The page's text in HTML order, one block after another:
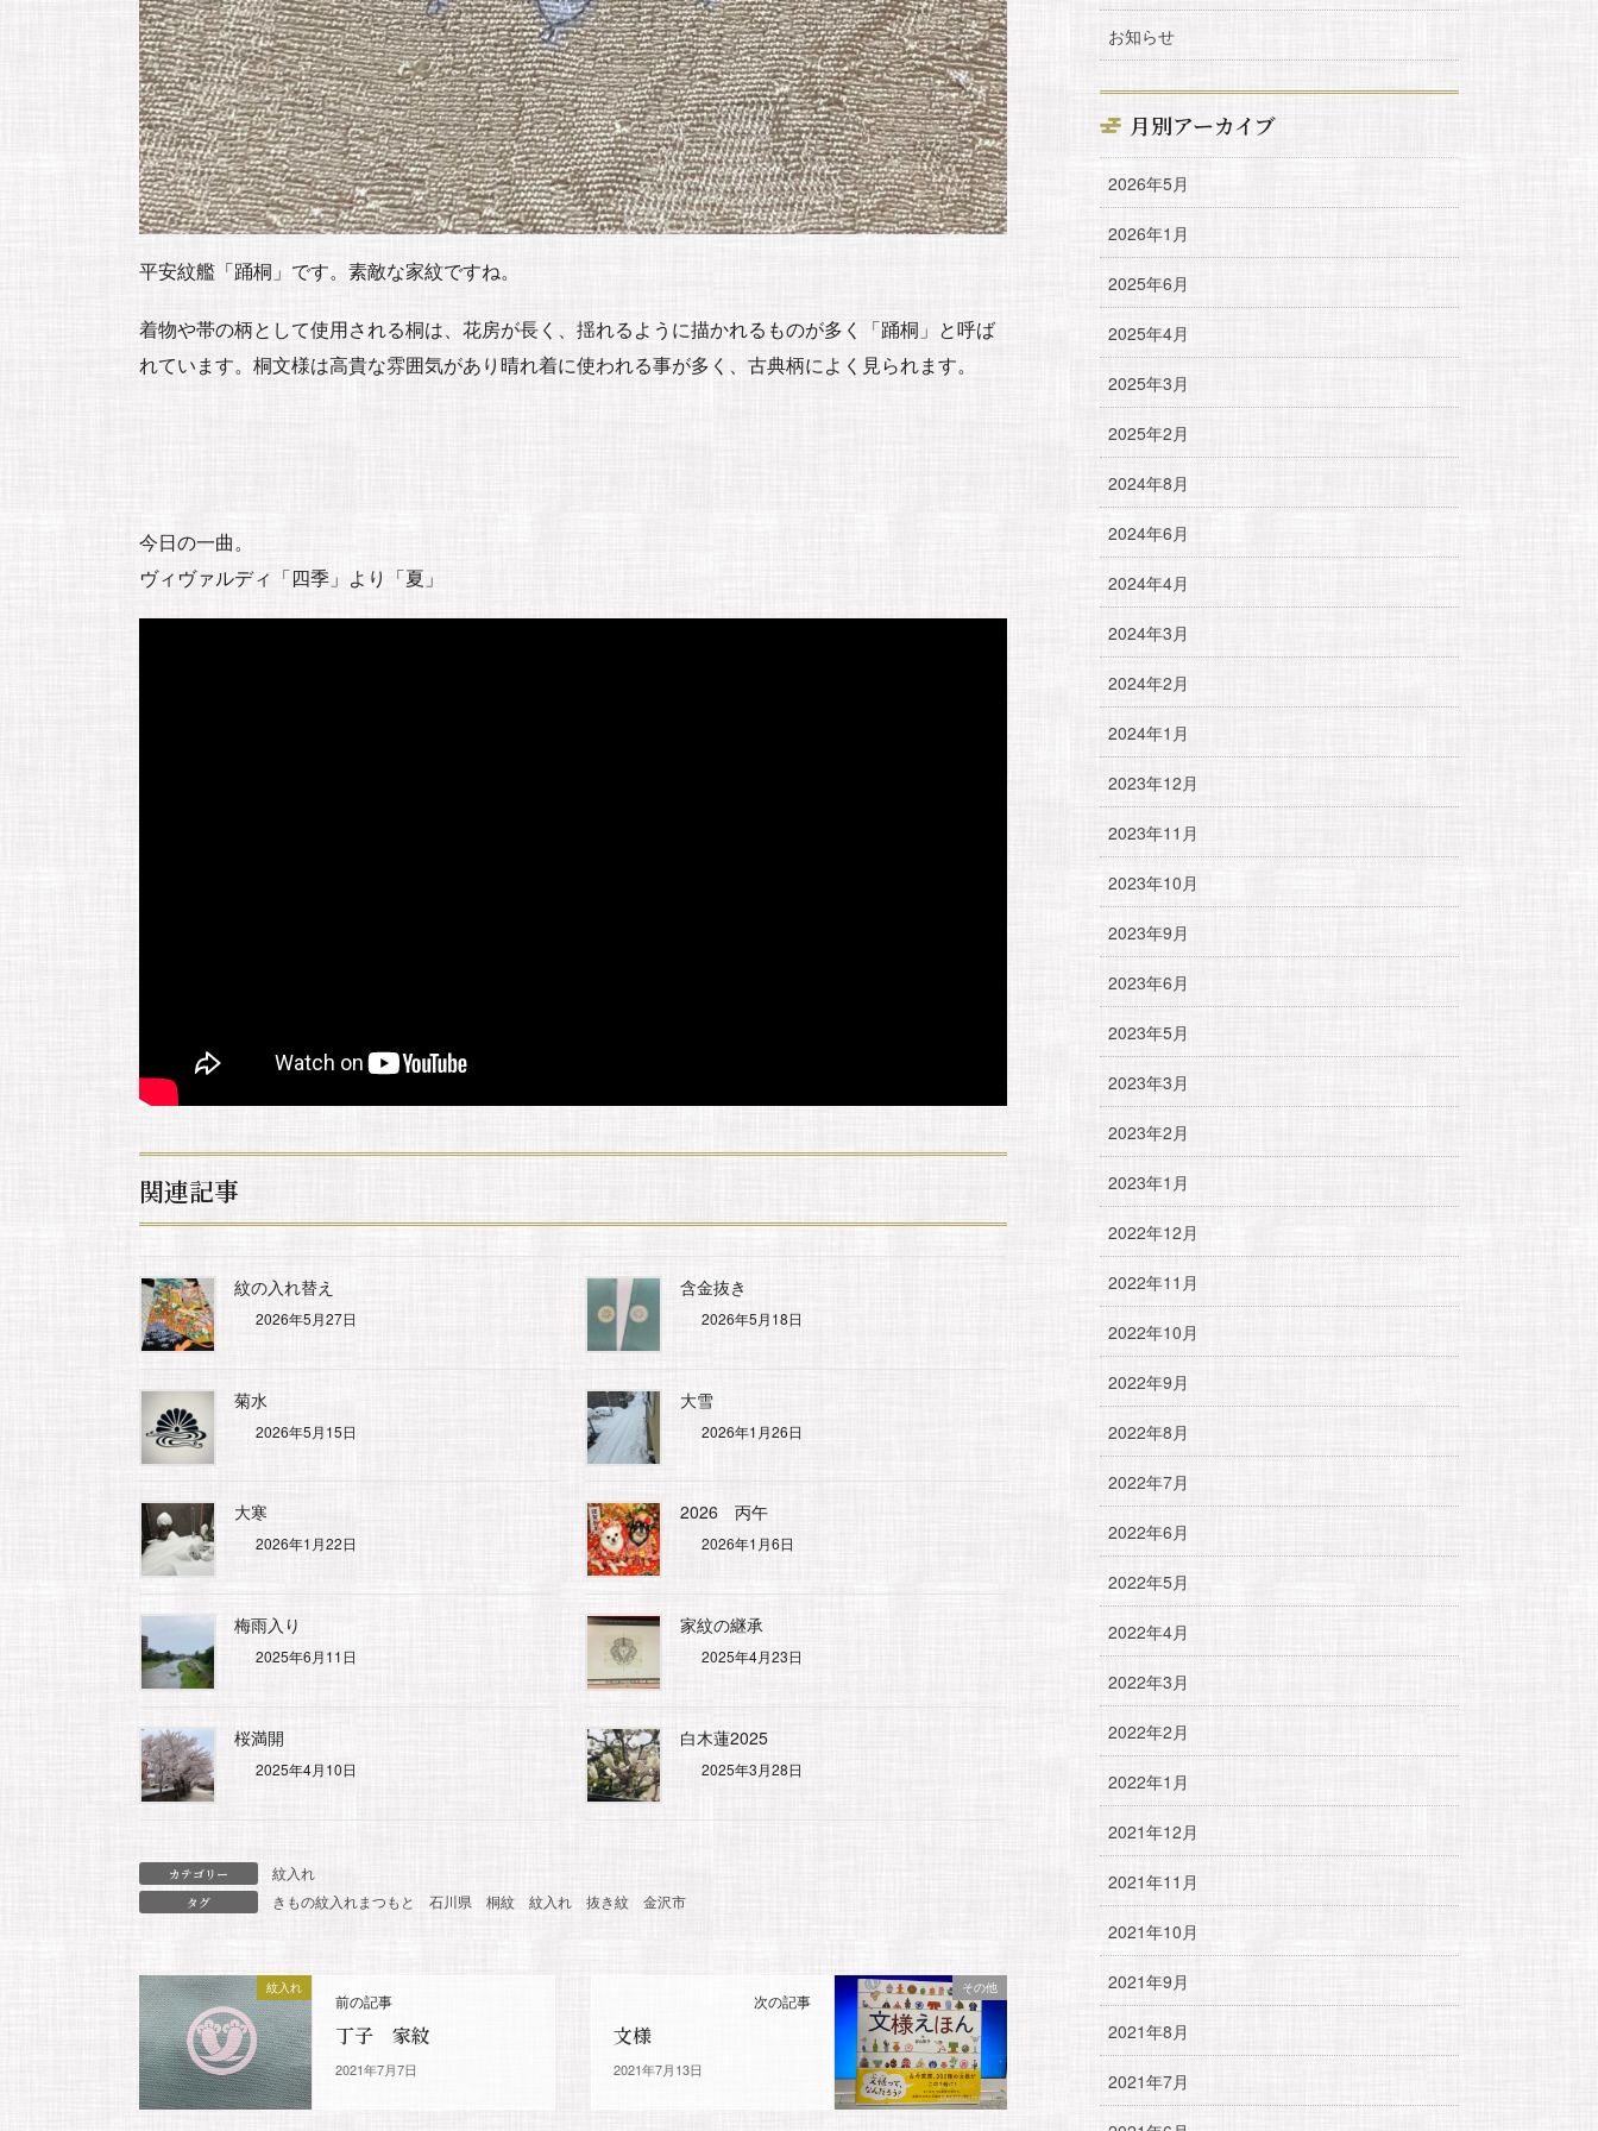
平安紋艦「踊桐」です。素敵な家紋ですね。
着物や帯の柄として使用される桐は、花房が長く、揺れるように描かれるものが多く「踊桐」と呼ば
れています。桐文様は高貴な雰囲気があり晴れ着に使われる事が多く、古典柄によく見られます。
今日の一曲。
ヴィヴァルディ「四季」より「夏」
関連記事
紋の入れ替え
2026年5月27日
含金抜き
2026年5月18日
菊水
2026年5月15日
大雪
2026年1月26日
大寒
2026年1月22日
2026 丙午
2026年1月6日
梅雨入り
2025年6月11日
家紋の継承
2025年4月23日
桜満開
2025年4月10日
白木蓮2025
2025年3月28日
カテゴリー 紋入れ
タグ きもの紋入れまつもと 石川県 桐紋 紋入れ 抜き紋 金沢市
紋入れ
前の記事
丁子 家紋
2021年7月7日
その他
次の記事
文様
2021年7月13日
お知らせ
月別アーカイブ
2026年5月
2026年1月
2025年6月
2025年4月
2025年3月
2025年2月
2024年8月
2024年6月
2024年4月
2024年3月
2024年2月
2024年1月
2023年12月
2023年11月
2023年10月
2023年9月
2023年6月
2023年5月
2023年3月
2023年2月
2023年1月
2022年12月
2022年11月
2022年10月
2022年9月
2022年8月
2022年7月
2022年6月
2022年5月
2022年4月
2022年3月
2022年2月
2022年1月
2021年12月
2021年11月
2021年10月
2021年9月
2021年8月
2021年7月